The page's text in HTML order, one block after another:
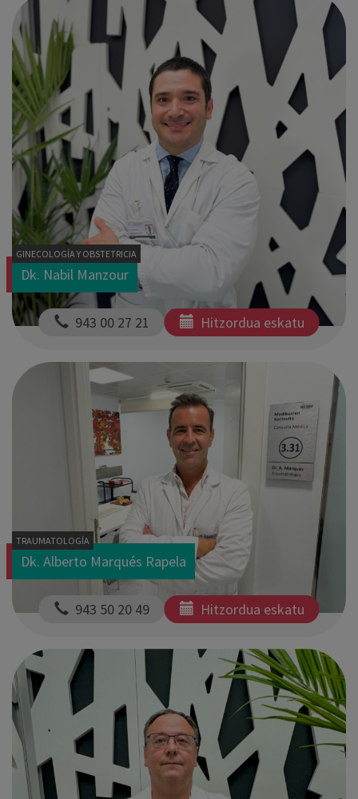
GINECOLOGÍA Y OBSTETRICIA
Dk. Nabil Manzour
943 00 27 21 Hitzordua eskatu
TRAUMATOLOGÍA
Dk. Alberto Marqués Rapela
943 50 20 49 Hitzordua eskatu